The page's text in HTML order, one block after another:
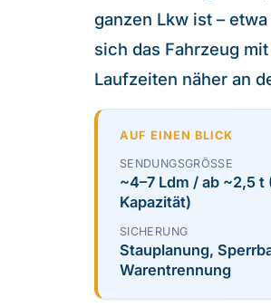
ganzen Lkw ist –
sich das Fahrzeug
Laufzeiten näher an
AUF EINEN BLICK
SENDUNGSGRÖSSE
~4–7 Ldm / ab ~2,5 t
Kapazität)
SICHERUNG
Stauplanung,
Warentrennung